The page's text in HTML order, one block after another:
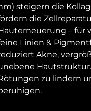
steigern die
die
– für
Linien &
Akne,
zu lindern